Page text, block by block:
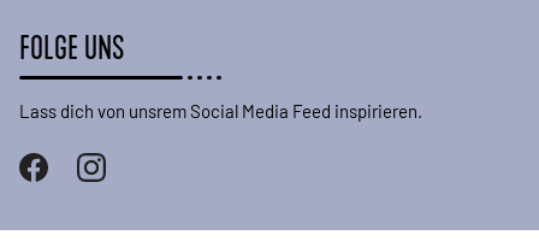
FOLGE UNS
Lass dich von unsrem Social Media Feed inspirieren.